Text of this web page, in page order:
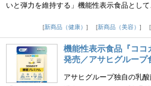
いと弾力を維持する」機能性表示食品とし
新商品（健康）
新商品（美容）
機能性表示食品『ココ
発売／アサヒグループ
アサヒグループ独自の乳